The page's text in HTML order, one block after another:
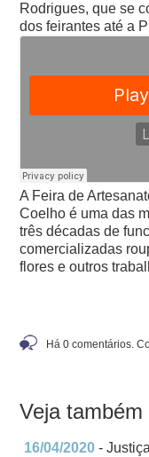
Rodrigues, que se
dos feirantes até a
A Feira de
Coelho é uma das
três décadas de
comercializadas
flores e outros
Há 0 comentários.
Veja também
16/04/2020 -